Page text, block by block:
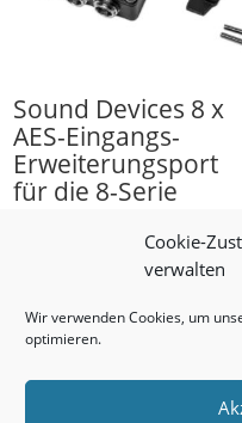
Cookie-
verwalten
Wir verwenden Cookies, um
optimieren.
Sound Devices 8 x
AES-Eingangs-
Erweiterungsport
für die 8-Serie